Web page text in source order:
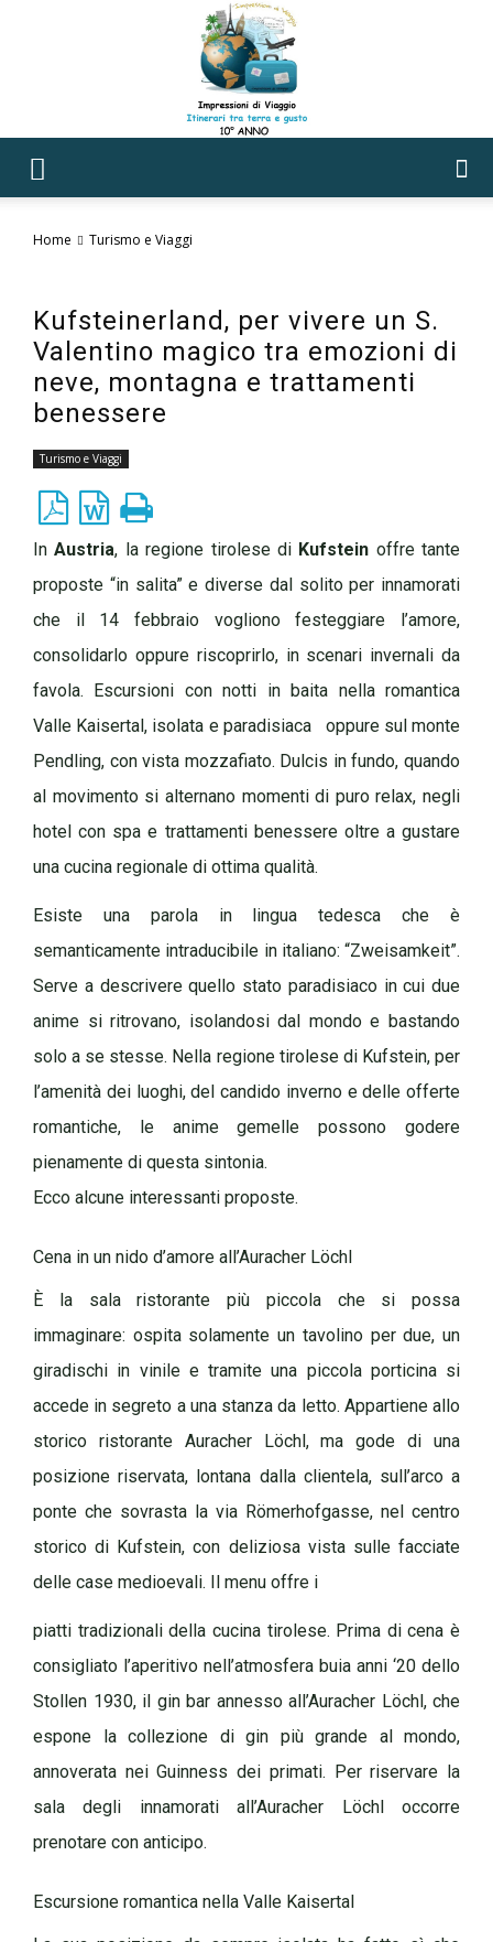
Viaggio
Home Turismo e Viaggi
Kufsteinerland, per vivere un S.
Valentino magico tra emozioni di
neve, montagna e trattamenti
benessere
Turismo e Viaggi
InAustria, la regione tirolese di Kufstein offre tante
proposte “in salita” e diverse dal solito per innamorati
che il 14 febbraio vogliono festeggiare l’amore,
consolidarlo oppure riscoprirlo, in scenari invernali da
favola. Escursioni con notti in baita nella romantica
Valle Kaisertal, isolata e paradisiaca oppure sul monte
Pendling, con vista mozzafiato. Dulcis in fundo, quando
al movimento si alternano momenti di puro relax, negli
hotel con spa e trattamenti benessere oltre a gustare
una cucina regionale di ottima qualità.
Esiste una parola in lingua tedesca che è
semanticamente intraducibile in italiano: “Zweisamkeit”.
Serve a descrivere quello stato paradisiaco in cui due
anime si ritrovano, isolandosi dal mondo e bastando
solo a se stesse. Nella regione tirolese di Kufstein, per
l’amenità dei luoghi, del candido inverno e delle offerte
romantiche, le anime gemelle possono godere
pienamente di questa sintonia.
Ecco alcune interessanti proposte.
Cena in un nido d’amore all’Auracher Löchl
È la sala ristorante più piccola che si possa
immaginare: ospita solamente un tavolino per due, un
giradischi in vinile e tramite una piccola porticina si
accede in segreto a una stanza da letto. Appartiene allo
storico ristorante Auracher Löchl, ma gode di una
posizione riservata, lontana dalla clientela, sull’arco a
ponte che sovrasta la via Römerhofgasse, nel centro
storico di Kufstein, con deliziosa vista sulle facciate
delle case medioevali. Il menu offre i
piatti tradizionali della cucina tirolese. Prima di cena è
consigliato l’aperitivo nell’atmosfera buia anni ‘20 dello
Stollen 1930, il gin bar annesso all’Auracher Löchl, che
espone la collezione di gin più grande al mondo,
annoverata nei Guinness dei primati. Per riservare la
sala degli innamorati all’Auracher Löchl occorre
prenotare con anticipo.
Escursione romantica nella Valle Kaisertal